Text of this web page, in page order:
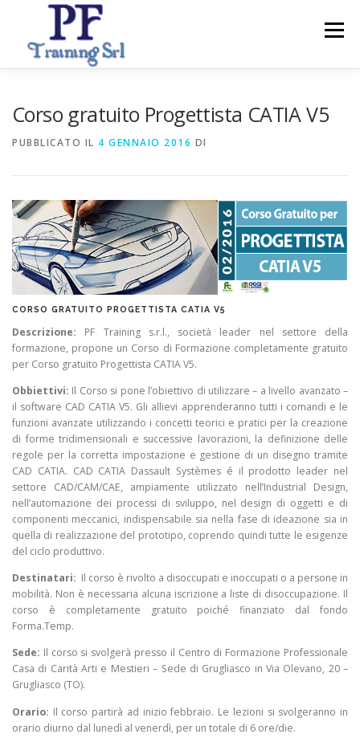
contenuto
Menu
Corso gratuito Progettista CATIA V5
PUBBLICATO IL 4 GENNAIO 2016 DI
CORSO GRATUITO PROGETTISTA CATIA V5
Descrizione: PF Training s.r.l., società leader nel settore della
formazione, propone un Corso di Formazione completamente gratuito
per Corso gratuito Progettista CATIA V5.
Obbiettivi: Il Corso si pone l’obiettivo di utilizzare – a livello avanzato –
il software CAD CATIA V5. Gli allievi apprenderanno tutti i comandi e le
funzioni avanzate utilizzando i concetti teorici e pratici per la creazione
di forme tridimensionali e successive lavorazioni, la definizione delle
regole per la corretta impostazione e gestione di un disegno tramite
CAD CATIA. CAD CATIA Dassault Systèmes é il prodotto leader nel
settore CAD/CAM/CAE, ampiamente utilizzato nell’Industrial Design,
nell’automazione dei processi di sviluppo, nel design di oggetti e di
componenti meccanici, indispensabile sia nella fase di ideazione sia in
quella di realizzazione del prototipo, coprendo quindi tutte le esigenze
del ciclo produttivo.
Destinatari: Il corso è rivolto a disoccupati e inoccupati o a persone in
mobilità. Non è necessaria alcuna iscrizione a liste di disoccupazione. Il
corso è completamente gratuito poiché finanziato dal fondo
Forma.Temp.
Sede: Il corso si svolgerà presso il Centro di Formazione Professionale
Casa di Carità Arti e Mestieri – Sede di Grugliasco in Via Olevano, 20 –
Grugliasco (TO).
Orario: Il corso partirà ad inizio febbraio. Le lezioni si svolgeranno in
orario diurno dal lunedì al venerdì, per un totale di 6 ore/die.